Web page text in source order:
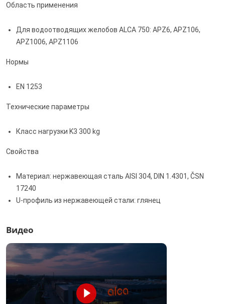
Область применения
Для водоотводящих желобов ALCA 750: APZ6, APZ106,
APZ1006, APZ1106
Нормы
EN 1253
Технические параметры
Класс нагрузки K3 300 kg
Свойства
Материал: нержавеющая сталь AISI 304, DIN 1.4301, ČSN
17240
U-профиль из нержавеющей стали: глянец
Видео